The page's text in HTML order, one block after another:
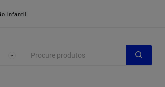
infantil.